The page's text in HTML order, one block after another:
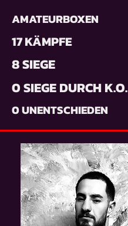
AMATEURBOXEN
17 KÄMPFE
8 SIEGE
0 SIEGE DURCH K.O.
0 UNENTSCHIEDEN